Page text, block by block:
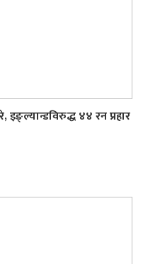
इङ्ल्यान्डविरुद्ध ४४ रन प्रहार